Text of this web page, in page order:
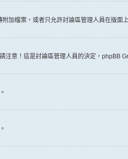
加檔案，或者只允許討論區管理人員在版
意！這是討論區管理人員的決定，phpBB